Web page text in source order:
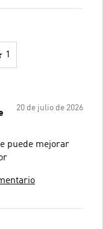
1
20 de julio de 2026